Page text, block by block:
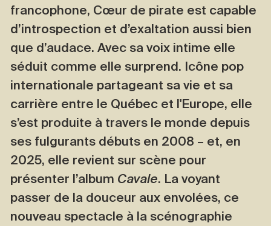
francophone, Cœur de pirate est capable
d’introspection et d’exaltation aussi bien
que d’audace. Avec sa voix intime elle
séduit comme elle surprend. Icône pop
internationale partageant sa vie et sa
carrière entre le Québec et l'Europe, elle
s’est produite à travers le monde depuis
ses fulgurants débuts en 2008 – et, en
2025, elle revient sur scène pour
présenter l’album Cavale. La voyant
passer de la douceur aux envolées, ce
nouveau spectacle à la scénographie